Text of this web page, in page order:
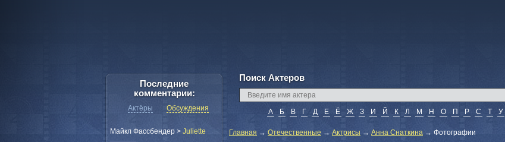
Поиск Актеров
А Б В Г Д Е Ё Ж З И Й К Л М Н О П Р С Т У
Главная → Отечественные → Актрисы → Анна Снаткина → Фотографии
Последние
комментарии:
Актёры Обсуждения
Майкл Фассбендер > Juliette